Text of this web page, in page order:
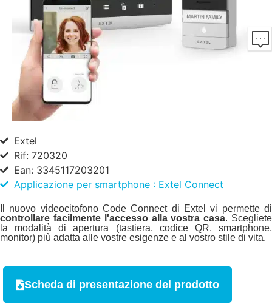
Extel
Rif: 720320
Ean: 3345117203201
Applicazione per smartphone : Extel Connect
Il nuovo videocitofono Code Connect di Extel vi permette di
controllare facilmente l'accesso alla vostra casa. Scegliete
la modalità di apertura (tastiera, codice QR, smartphone,
monitor) più adatta alle vostre esigenze e al vostro stile di vita.
Scheda di presentazione del prodotto